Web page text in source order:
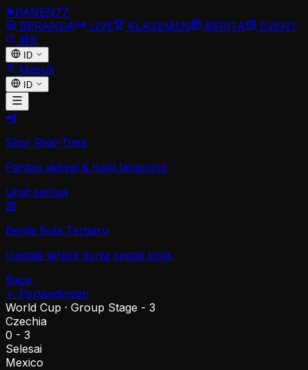
⚑PANEN77
BERANDA
LIVE KLASEMEN BERITA
EVENT
⌘K
ID
Masuk
ID
📲
Skor Real-Time
Pantau jadwal & hasil langsung.
Lihat semua
📰
Berita Bola Terbaru
Update terkini dunia sepak bola.
Baca
← Pertandingan
World Cup · Group Stage - 3
Czechia
0 - 3
Selesai
Mexico